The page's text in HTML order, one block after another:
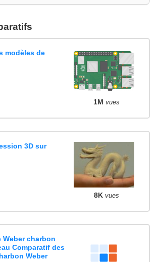
modèles de
1M vues
3D sur
8K vues
Weber charbon
Comparatif des
Weber